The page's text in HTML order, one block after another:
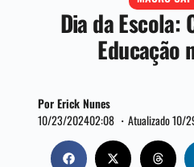
Dia da Escola:
Educação
Por Erick Nunes
10/23/202402:08 ・ Atualizado 10/